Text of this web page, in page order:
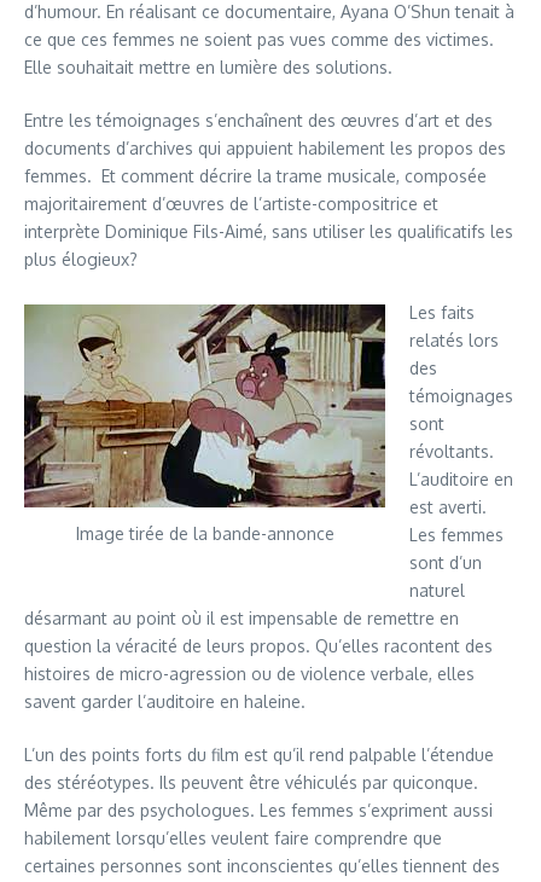
d’humour. En réalisant ce documentaire, Ayana O’Shun tenait à
ce que ces femmes ne soient pas vues comme des victimes.
Elle souhaitait mettre en lumière des solutions.
Entre les témoignages s’enchaînent des œuvres d’art et des
documents d’archives qui appuient habilement les propos des
femmes. Et comment décrire la trame musicale, composée
majoritairement d’œuvres de l’artiste-compositrice et
interprète Dominique Fils-Aimé, sans utiliser les qualificatifs les
plus élogieux?
Image tirée de la bande-annonce
Les faits
relatés lors
des
témoignages
sont
révoltants.
L’auditoire en
est averti.
Les femmes
sont d’un
naturel
désarmant au point où il est impensable de remettre en
question la véracité de leurs propos. Qu’elles racontent des
histoires de micro-agression ou de violence verbale, elles
savent garder l’auditoire en haleine.
L’un des points forts du film est qu’il rend palpable l’étendue
des stéréotypes. Ils peuvent être véhiculés par quiconque.
Même par des psychologues. Les femmes s’expriment aussi
habilement lorsqu’elles veulent faire comprendre que
certaines personnes sont inconscientes qu’elles tiennent des